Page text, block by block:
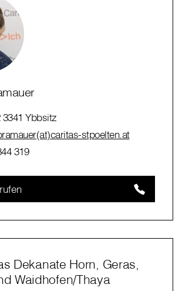
Ybbsitz
stpoelten.at
319
Dekanate Horn, Geras,
Waidhofen/Thaya